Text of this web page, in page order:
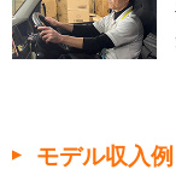
モデル収入例